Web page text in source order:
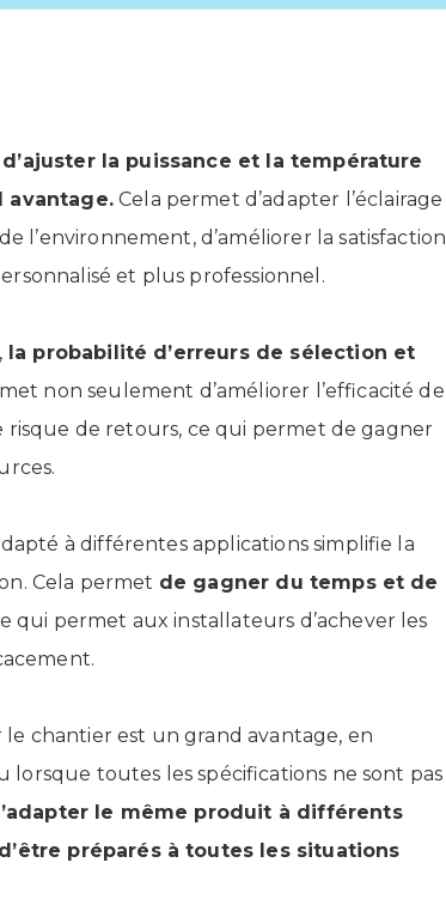
la puissance et la température
avantage.Cela permet d’adapter l’éclairage
l’environnement, d’améliorer la satisfaction
et plus professionnel.
la probabilité d’erreurs de sélection et
non seulement d’améliorer l’efficacité de
risque de retours, ce qui permet de gagner
à différentes applications simplifie la
Cela permet de gagner du temps et de
qui permet aux installateurs d’achever les
le chantier est un grand avantage, en
toutes les spécifications ne sont pas
le même produit à différents
préparés à toutes les situations